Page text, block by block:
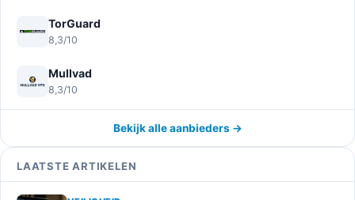
TorGuard
8,3/10
Mullvad
8,3/10
Bekijk alle aanbieders →
LAATSTE ARTIKELEN